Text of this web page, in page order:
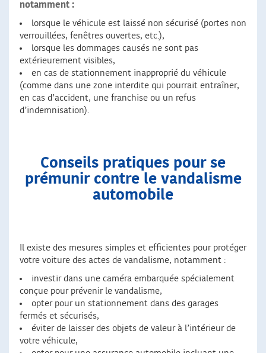
notamment :
lorsque le véhicule est laissé non sécurisé (portes non
verrouillées, fenêtres ouvertes, etc.),
lorsque les dommages causés ne sont pas
extérieurement visibles,
en cas de stationnement inapproprié du véhicule
(comme dans une zone interdite qui pourrait entraîner,
en cas d’accident, une franchise ou un refus
d’indemnisation).
Conseils pratiques pour se
prémunir contre le vandalisme
automobile
Il existe des mesures simples et efficientes pour protéger
votre voiture des actes de vandalisme, notamment :
investir dans une caméra embarquée spécialement
conçue pour prévenir le vandalisme,
opter pour un stationnement dans des garages
fermés et sécurisés,
éviter de laisser des objets de valeur à l’intérieur de
votre véhicule,